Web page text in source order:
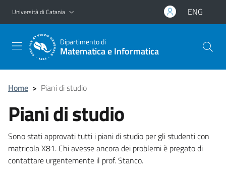
Vai al contenuto principale
Vai al menu di navigazione
Università di Catania ENG
Dipartimento di
Matematica e Informatica
Home > Piani di studio
Piani di studio
Sono stati approvati tutti i piani di studio per gli studenti con
matricola X81. Chi avesse ancora dei problemi è pregato di
contattare urgentemente il prof. Stanco.